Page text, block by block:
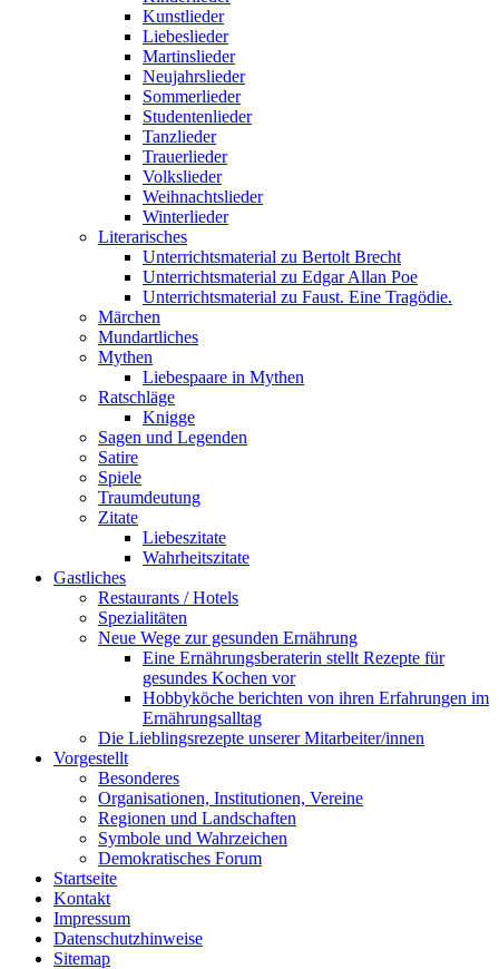
Kunstlieder
Liebeslieder
Martinslieder
Neujahrslieder
Sommerlieder
Studentenlieder
Tanzlieder
Trauerlieder
Volkslieder
Weihnachtslieder
Winterlieder
Literarisches
Unterrichtsmaterial zu Bertolt Brecht
Unterrichtsmaterial zu Edgar Allan Poe
Unterrichtsmaterial zu Faust. Eine Tragödie.
Märchen
Mundartliches
Mythen
Liebespaare in Mythen
Ratschläge
Knigge
Sagen und Legenden
Satire
Spiele
Traumdeutung
Zitate
Liebeszitate
Wahrheitszitate
Gastliches
Restaurants / Hotels
Spezialitäten
Neue Wege zur gesunden Ernährung
Eine Ernährungsberaterin stellt Rezepte für
gesundes Kochen vor
Hobbyköche berichten von ihren Erfahrungen im
Ernährungsalltag
Die Lieblingsrezepte unserer Mitarbeiter/innen
Vorgestellt
Besonderes
Organisationen, Institutionen, Vereine
Regionen und Landschaften
Symbole und Wahrzeichen
Demokratisches Forum
Startseite
Kontakt
Impressum
Datenschutzhinweise
Sitemap